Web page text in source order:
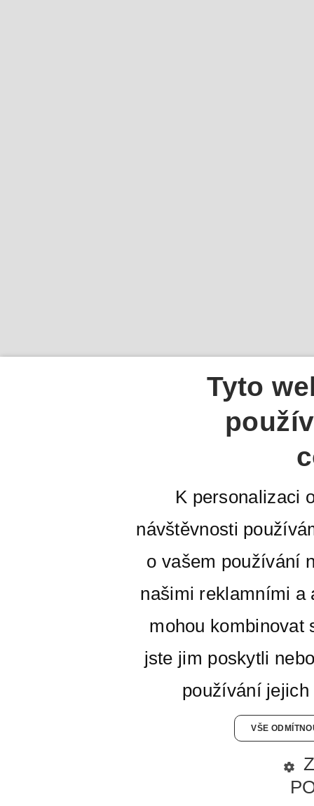
Tyto
K personalizaci
návštěvnosti
o vašem používání
našimi reklamními a
mohou kombinovat
jste jim poskytli
používání
VŠE